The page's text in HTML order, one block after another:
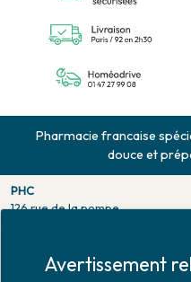
Pharmacie francaise
douce et
PHC
126 rue de la pompe
Fax. 01 47 55 03 61
Avertissement